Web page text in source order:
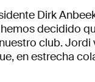
Dirk
decidido
club.
en estrecha